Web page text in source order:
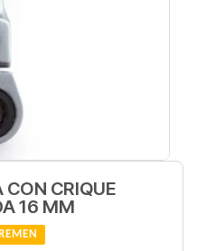
CRIQUE
16 MM